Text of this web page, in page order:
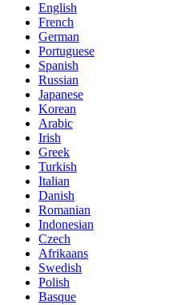
English
French
German
Portuguese
Spanish
Russian
Japanese
Korean
Arabic
Irish
Greek
Turkish
Italian
Danish
Romanian
Indonesian
Czech
Afrikaans
Swedish
Polish
Basque